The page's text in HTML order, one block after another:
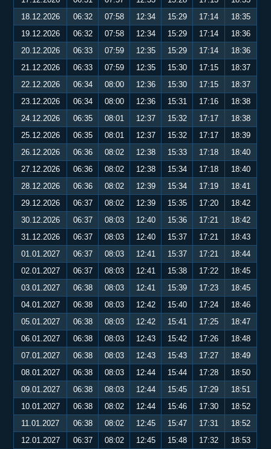
18.12.2026
06:32 07:58 12:34 15:29 17:14
18:35
19.12.2026
06:32 07:58 12:34 15:29 17:14
18:36
20.12.2026
06:33 07:59 12:35 15:29 17:14
18:36
21.12.2026
06:33 07:59 12:35 15:30 17:15
18:37
22.12.2026
06:34 08:00 12:36 15:30 17:15
18:37
23.12.2026
06:34 08:00 12:36 15:31 17:16
18:38
24.12.2026
06:35 08:01 12:37 15:32 17:17
18:38
25.12.2026
06:35 08:01 12:37 15:32 17:17
18:39
26.12.2026
06:36 08:02 12:38 15:33 17:18
18:40
27.12.2026
06:36 08:02 12:38 15:34 17:18
18:40
28.12.2026
06:36 08:02 12:39 15:34 17:19
18:41
29.12.2026
06:37 08:02 12:39 15:35 17:20
18:42
30.12.2026
06:37 08:03 12:40 15:36 17:21
18:42
31.12.2026
06:37 08:03 12:40 15:37 17:21
18:43
01.01.2027
06:37 08:03 12:41 15:37 17:21
18:44
02.01.2027
06:37 08:03 12:41 15:38 17:22
18:45
03.01.2027
06:38 08:03 12:41 15:39 17:23
18:45
04.01.2027
06:38 08:03 12:42 15:40 17:24
18:46
05.01.2027
06:38 08:03 12:42 15:41 17:25
18:47
06.01.2027
06:38 08:03 12:43 15:42 17:26
18:48
07.01.2027
06:38 08:03 12:43 15:43 17:27
18:49
08.01.2027
06:38 08:03 12:44 15:44 17:28
18:50
09.01.2027
06:38 08:03 12:44 15:45 17:29
18:51
10.01.2027
06:38 08:02 12:44 15:46 17:30
18:52
11.01.2027
06:38 08:02 12:45 15:47 17:31
18:52
12.01.2027
06:37 08:02 12:45 15:48 17:32
18:53